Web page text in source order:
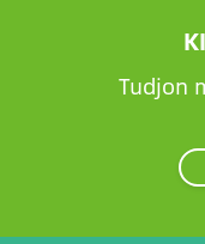
Tudjon